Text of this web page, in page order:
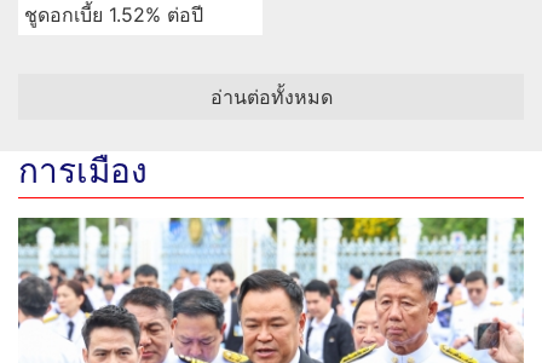
ชูดอกเบี้ย 1.52% ต่อปี
อ่านต่อทั้งหมด
การเมือง